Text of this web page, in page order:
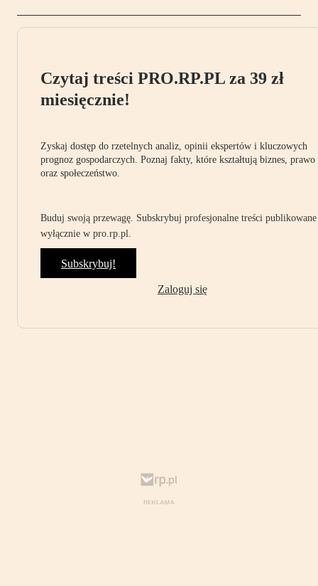
Czytaj treści PRO.RP.PL za 39 zł
miesięcznie!
Zyskaj dostęp do rzetelnych analiz, opinii ekspertów i kluczowych
prognoz gospodarczych. Poznaj fakty, które kształtują biznes, prawo
oraz społeczeństwo.
Buduj swoją przewagę. Subskrybuj profesjonalne treści publikowane
wyłącznie w pro.rp.pl.
Subskrybuj!
Zaloguj się